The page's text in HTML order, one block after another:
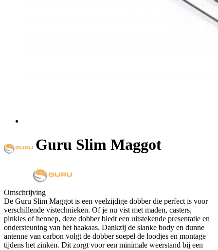
Guru Slim Maggot
Omschrijving
De Guru Slim Maggot is een veelzijdige dobber die perfect is voor
verschillende vistechnieken. Of je nu vist met maden, casters,
pinkies of hennep, deze dobber biedt een uitstekende presentatie en
ondersteuning van het haakaas. Dankzij de slanke body en dunne
antenne van carbon volgt de dobber soepel de loodjes en montage
tijdens het zinken. Dit zorgt voor een minimale weerstand bij een